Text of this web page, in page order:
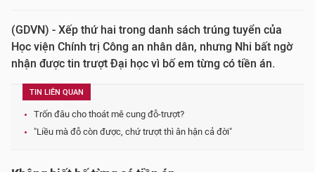
(GDVN) - Xếp thứ hai trong danh sách trúng tuyển của
Học viện Chính trị Công an nhân dân, nhưng Nhi bất ngờ
nhận được tin trượt Đại học vì bố em từng có tiền án.
TIN LIÊN QUAN
Trốn đâu cho thoát mê cung đỗ-trượt?
"Liều mà đỗ còn được, chứ trượt thì ân hận cả đời"